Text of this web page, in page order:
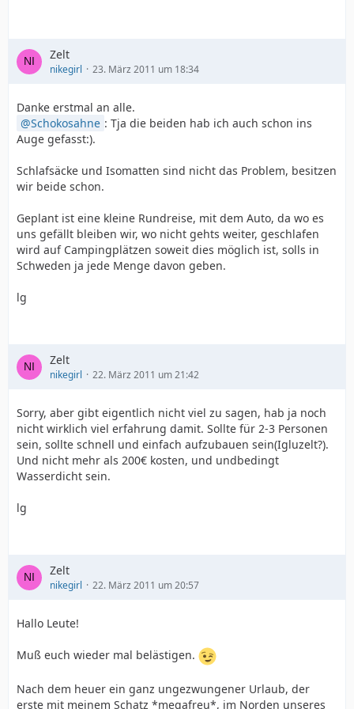
Zelt
nikegirl 23. März 2011 um 18:34
Danke erstmal an alle.
Schokosahne : Tja die beiden hab ich auch schon ins
Auge gefasst:).
Schlafsäcke und Isomatten sind nicht das Problem, besitzen
wir beide schon.
Geplant ist eine kleine Rundreise, mit dem Auto, da wo es
uns gefällt bleiben wir, wo nicht gehts weiter, geschlafen
wird auf Campingplätzen soweit dies möglich ist, solls in
Schweden ja jede Menge davon geben.
lg
Zelt
nikegirl 22. März 2011 um 21:42
Sorry, aber gibt eigentlich nicht viel zu sagen, hab ja noch
nicht wirklich viel erfahrung damit. Sollte für 2-3 Personen
sein, sollte schnell und einfach aufzubauen sein(Igluzelt?).
Und nicht mehr als 200€ kosten, und undbedingt
Wasserdicht sein.
lg
Zelt
nikegirl 22. März 2011 um 20:57
Hallo Leute!
Muß euch wieder mal belästigen.
Nach dem heuer ein ganz ungezwungener Urlaub, der
erste mit meinem Schatz *megafreu*, im Norden unseres